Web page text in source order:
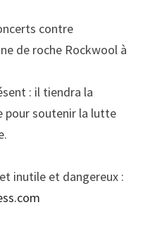
contre
de roche Rockwool à
: il tiendra la
pour soutenir la lutte
inutile et dangereux :